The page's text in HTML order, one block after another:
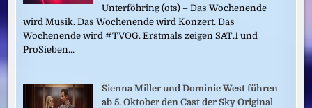
Unterföhring (ots) – Das Wochenende
wird Musik. Das Wochenende wird Konzert. Das
Wochenende wird #TVOG. Erstmals zeigen SAT.1 und
ProSieben...
Sienna Miller und Dominic West führen
ab 5. Oktober den Cast der Sky Original